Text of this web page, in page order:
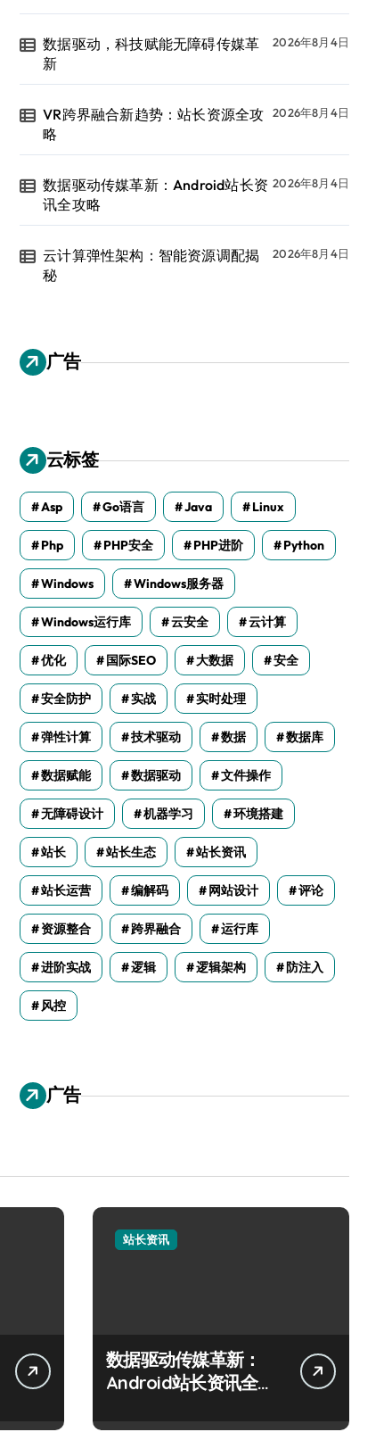
数据驱动，科技赋能无障碍传媒革
新
2026年8月4日
VR跨界融合新趋势：站长资源全攻
略
2026年8月4日
数据驱动传媒革新：Android站长资
讯全攻略
2026年8月4日
云计算弹性架构：智能资源调配揭
秘
2026年8月4日
广告
云标签
Asp Go语言 Java Linux
Php PHP安全 PHP进阶 Python
Windows Windows服务器
Windows运行库 云安全 云计算
优化 国际SEO 大数据 安全
安全防护 实战 实时处理
弹性计算 技术驱动 数据 数据库
数据赋能 数据驱动 文件操作
无障碍设计 机器学习 环境搭建
站长 站长生态 站长资讯
站长运营 编解码 网站设计 评论
资源整合 跨界融合 运行库
进阶实战 逻辑 逻辑架构 防注入
风控
广告
站长资讯
数据驱动传媒革新：
Android站长资讯全攻